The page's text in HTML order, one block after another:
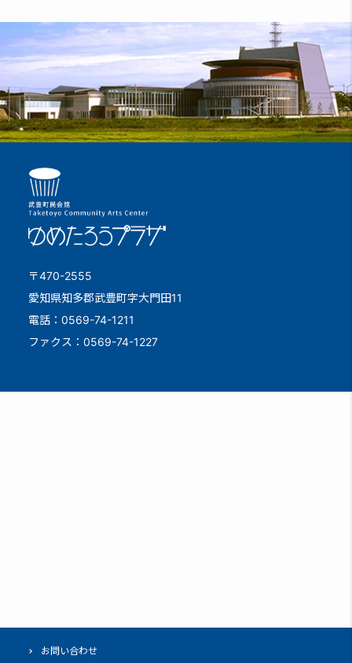
〒470-2555
愛知県知多郡武豊町字大門田11
電話：0569-74-1211
ファクス：0569-74-1227
お問い合わせ